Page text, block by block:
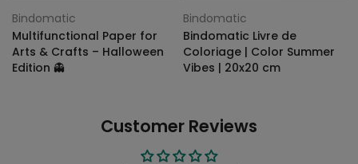
Bindomatic
Multifunctional Paper for
Arts & Crafts – Halloween
Edition 👻
Bindomatic
Bindomatic Livre de
Coloriage | Color Summer
Vibes | 20x20 cm
Customer Reviews